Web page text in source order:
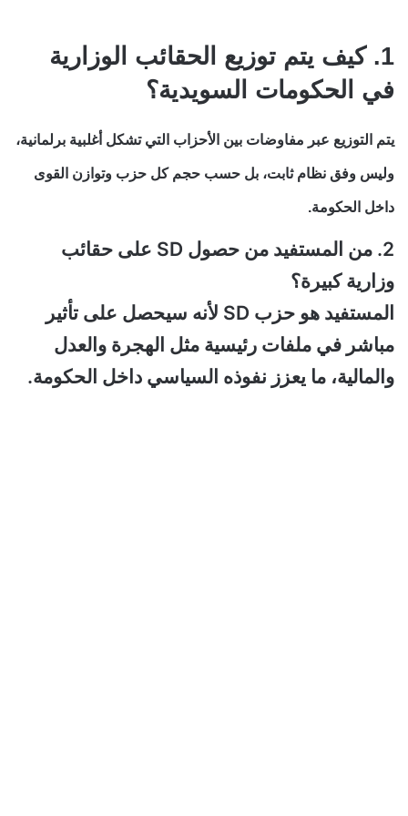
1. كيف يتم توزيع الحقائب الوزارية
في الحكومات السويدية؟
يتم التوزيع عبر مفاوضات بين الأحزاب التي تشكل أغلبية برلمانية،
وليس وفق نظام ثابت، بل حسب حجم كل حزب وتوازن القوى
داخل الحكومة.
2. من المستفيد من حصول SD على حقائب
وزارية كبيرة؟
المستفيد هو حزب SD لأنه سيحصل على تأثير
مباشر في ملفات رئيسية مثل الهجرة والعدل
والمالية، ما يعزز نفوذه السياسي داخل الحكومة.